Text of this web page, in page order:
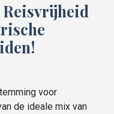
Reisvrijheid
voor
de ideale mix van